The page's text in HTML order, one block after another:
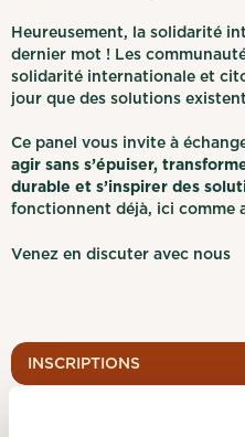
Heureusement, la solidarité
dernier mot ! Les
solidarité internationale et
jour que des solutions
Ce panel vous invite à
agir sans s’épuiser,
durable et s’inspirer des
fonctionnent déjà, ici comme
Venez en discuter avec nous
INSCRIPTIONS